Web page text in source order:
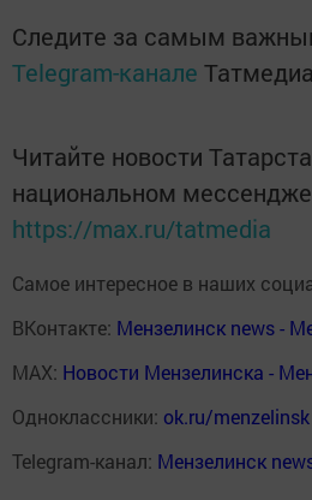
Следите за самым
Telegram-канале Татмедиа
Читайте новости
национальном
https://max.ru/tatmedia
Самое интересное в наших
ВКонтакте: Мензелинск news -
MAX: Новости Мензелинска -
Одноклассники: ok.ru/menzelinsk
Telegram-канал: Мензелинск